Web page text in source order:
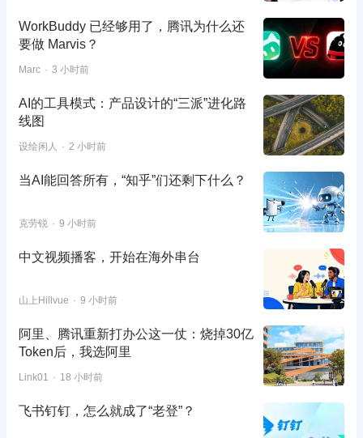
WorkBuddy 已经够用了，腾讯为什么还
要做 Marvis？
Marc 3 小时前
AI的工具模式：产品设计的“三派”进化路
线图
设绘闲人 2 小时前
当AI能回答所有，“知乎”们还剩下什么？
克劳锐 9 小时前
中文视频播客，开始在海外串台
山上Hillvue 9 小时前
阿里、腾讯重新打办公这一仗：烧掉30亿
Token后，我选阿里
Link01 18 小时前
飞书钉钉，怎么就成了“老登”？